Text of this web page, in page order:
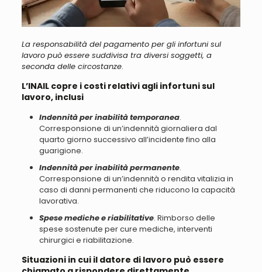
La responsabilità del pagamento per gli infortuni sul
lavoro può essere suddivisa tra diversi soggetti, a
seconda delle circostanze.
L’INAIL copre i costi relativi agli infortuni sul
lavoro, inclusi
Indennità per inabilità temporanea.
Corresponsione di un’indennità giornaliera dal
quarto giorno successivo all’incidente fino alla
guarigione.
Indennità per inabilità permanente.
Corresponsione di un’indennità o rendita vitalizia in
caso di danni permanenti che riducono la capacità
lavorativa.
Spese mediche e riabilitative. Rimborso delle
spese sostenute per cure mediche, interventi
chirurgici e riabilitazione.
Situazioni in cui il datore di lavoro può essere